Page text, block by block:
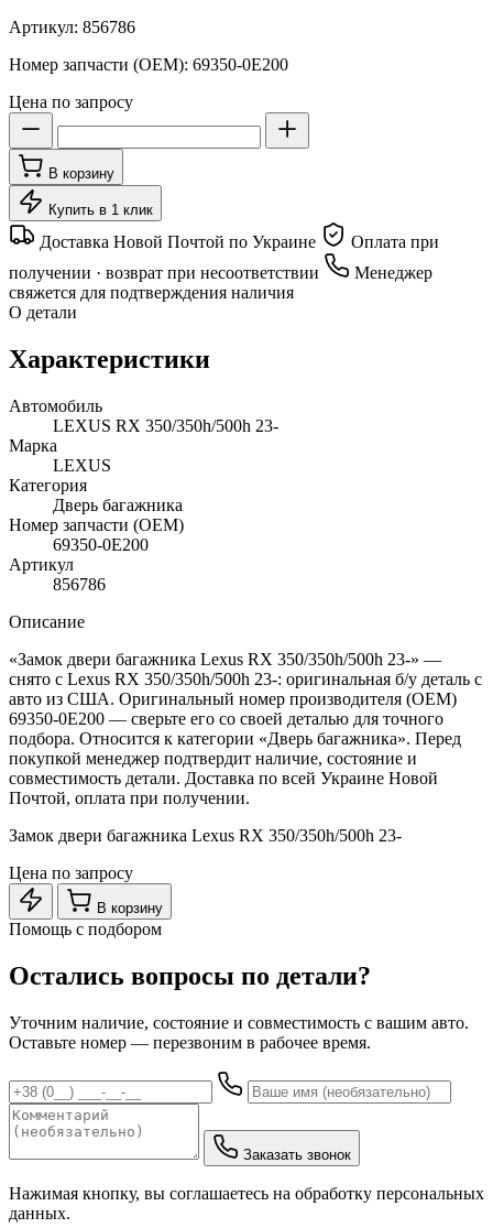
Артикул: 856786
Номер запчасти (OEM): 69350-0E200
Цена по запросу
В корзину
Купить в 1 клик
Доставка Новой Почтой по Украине
Оплата при
получении · возврат при несоответствии
Менеджер
свяжется для подтверждения наличия
О детали
Характеристики
Автомобиль
LEXUS RX 350/350h/500h 23-
Марка
LEXUS
Категория
Дверь багажника
Номер запчасти (OEM)
69350-0E200
Артикул
856786
Описание
«Замок двери багажника Lexus RX 350/350h/500h 23-» —
снято с Lexus RX 350/350h/500h 23-: оригинальная б/у деталь с
авто из США. Оригинальный номер производителя (OEM)
69350-0E200 — сверьте его со своей деталью для точного
подбора. Относится к категории «Дверь багажника». Перед
покупкой менеджер подтвердит наличие, состояние и
совместимость детали. Доставка по всей Украине Новой
Почтой, оплата при получении.
Замок двери багажника Lexus RX 350/350h/500h 23-
Цена по запросу
В корзину
Помощь с подбором
Остались вопросы по детали?
Уточним наличие, состояние и совместимость с вашим авто.
Оставьте номер — перезвоним в рабочее время.
Заказать звонок
Нажимая кнопку, вы соглашаетесь на обработку персональных
данных.